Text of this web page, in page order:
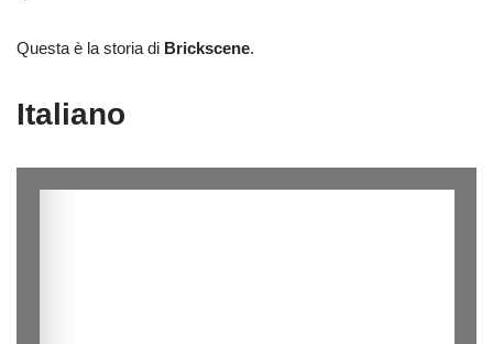
Questa è la storia di Brickscene.
Italiano